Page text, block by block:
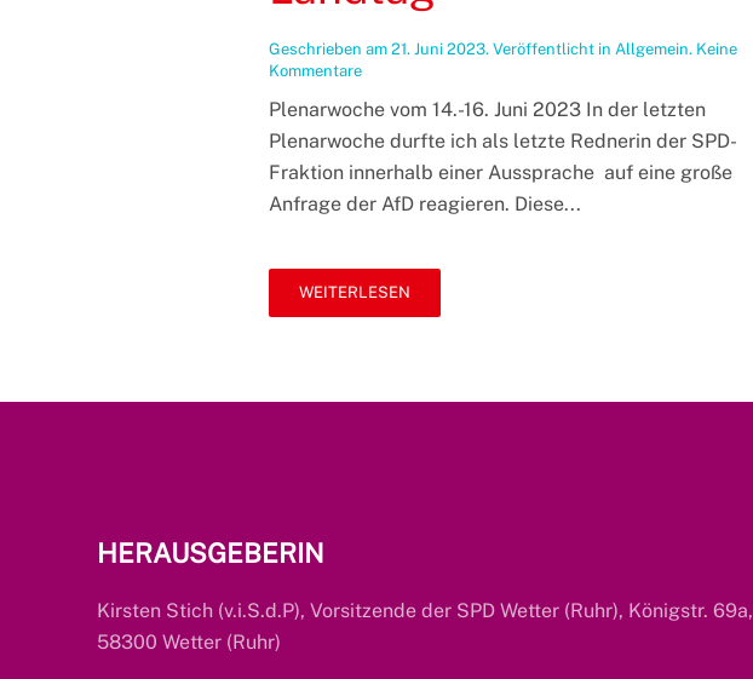
Geschrieben am 21. Juni 2023. Veröffentlicht in Allgemein. Keine
Kommentarezu
vierte
Rede
Landtag
Plenarwoche vom 14.-16. Juni 2023 In der letzten
Plenarwoche durfte ich als letzte Rednerin der SPD-
Fraktion innerhalb einer Aussprache auf eine große
Anfrage der AfD reagieren. Diese...
WEITERLESEN
HERAUSGEBERIN
Kirsten Stich (v.i.S.d.P), Vorsitzende der SPD Wetter (Ruhr), Königstr. 69a,
58300 Wetter (Ruhr)